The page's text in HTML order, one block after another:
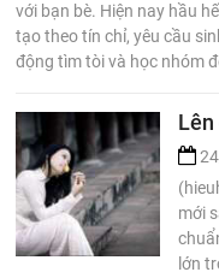
với bạn bè. Hiện nay hầu
tạo theo tín chỉ, yêu cầu
động tìm tòi và học nhóm
mới
lớn